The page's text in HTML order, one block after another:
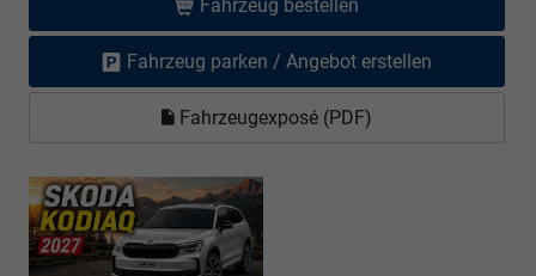
Fahrzeug bestellen
Fahrzeug parken / Angebot erstellen
Fahrzeugexposé (PDF)